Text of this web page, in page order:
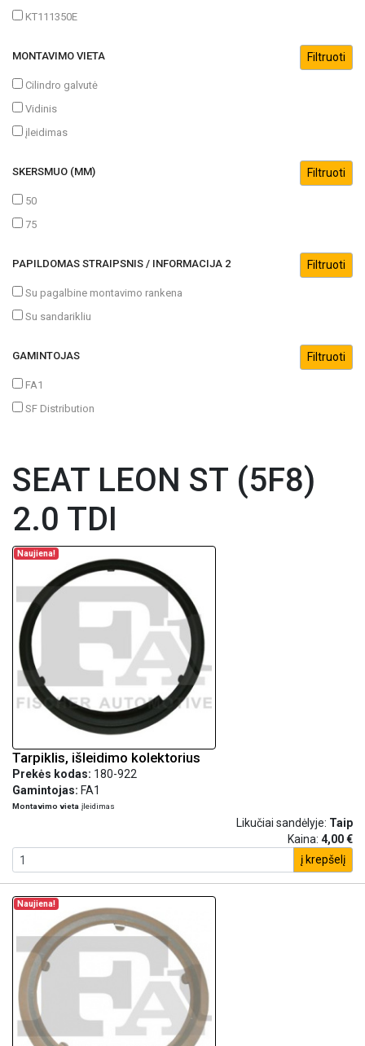
KT111350E
MONTAVIMO VIETA
Cilindro galvutė
Vidinis
įleidimas
SKERSMUO (MM)
50
75
PAPILDOMAS STRAIPSNIS / INFORMACIJA 2
Su pagalbine montavimo rankena
Su sandarikliu
GAMINTOJAS
FA1
SF Distribution
SEAT LEON ST (5F8)
2.0 TDI
Naujiena!
Tarpiklis, išleidimo kolektorius
Prekės kodas: 180-922
Gamintojas: FA1
Montavimo vieta įleidimas
Likučiai sandėlyje: Taip
Kaina: 4,00 €
į krepšelį
Naujiena!